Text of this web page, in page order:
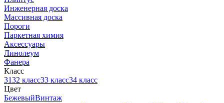
Инженерная доска
Массивная доска
Пороги
Паркетная химия
Аксессуары
Линолеум
Фанера
Класс
3132 класс33 класс34 класс
Цвет
БежевыйВинтаж